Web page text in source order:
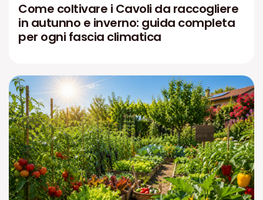
Come coltivare i Cavoli da raccogliere
in autunno e inverno: guida completa
per ogni fascia climatica